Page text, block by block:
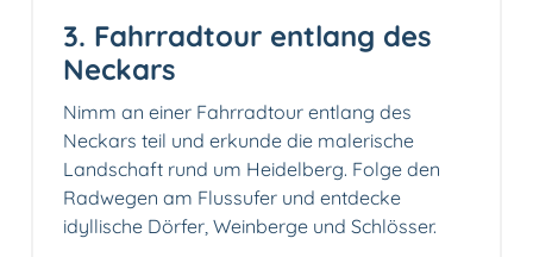
3. Fahrradtour entlang des
Neckars
Nimm an einer Fahrradtour entlang des
Neckars teil und erkunde die malerische
Landschaft rund um Heidelberg. Folge den
Radwegen am Flussufer und entdecke
idyllische Dörfer, Weinberge und Schlösser.